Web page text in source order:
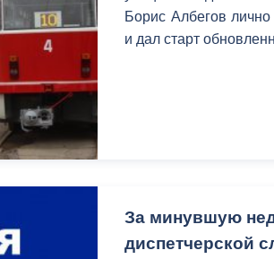
Кадровая политика
Контактная информация
Списки граждан, состоящих на
учете в качестве нуждающихся в
улучшении жилищных условий
Общественное обсуждение
Борис Албегов
и дал старт
За минувшую
диспетчерской